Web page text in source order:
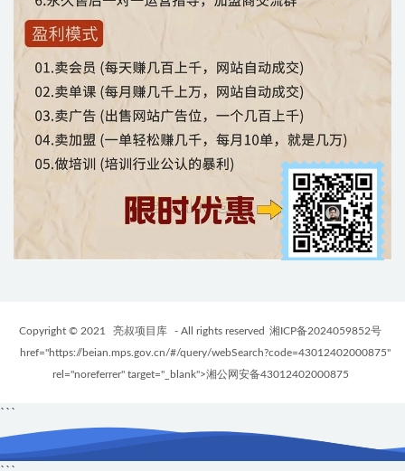
Copyright © 2021 亮叔项目库 - All rights reserved 湘ICP备2024059852号
href="https://beian.mps.gov.cn/#/query/webSearch?code=43012402000875"
rel="noreferrer" target="_blank">湘公网安备43012402000875
```